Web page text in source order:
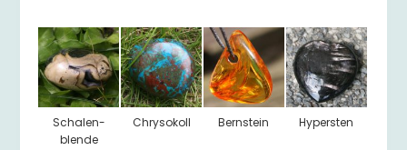
Schalen-
blende
Chrysokoll Bernstein Hypersten